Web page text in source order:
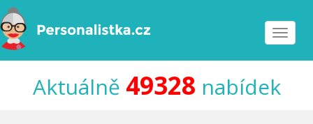
Toggle
Aktuálně 49328 nabídek